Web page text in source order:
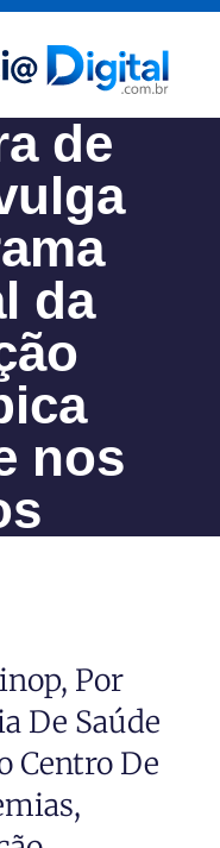
de
da
nos
Por
De Saúde
Centro De